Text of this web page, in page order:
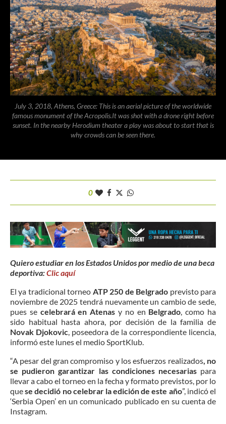
July 3, 2018, Athens, Greece: This is an aerial picture of the worldwide
famous monument of the Acropolis.It was shot with a drone right before
sunset. In the nearby Herodium theater a play was about to start that is
why crowds can be seen there.
0
Quiero estudiar en los Estados Unidos por medio de una beca
deportiva:Clic aquí
El ya tradicional torneo ATP 250 de Belgrado previsto para
noviembre de 2025 tendrá nuevamente un cambio de sede,
pues secelebrará en Atenas y no en Belgrado , como ha
sido habitual hasta ahora, por decisión de la familia de
Novak Djokovic , poseedora de la correspondiente licencia,
informó este lunes el medio SportKlub.
“A pesar del gran compromiso y los esfuerzos realizados, no
se pudieron garantizar las condiciones necesariaspara
llevar a cabo el torneo en la fecha y formato previstos, por lo
quese decidió no celebrar la edición de este año”, indicó el
‘Serbia Open’ en un comunicado publicado en su cuenta de
Instagram.